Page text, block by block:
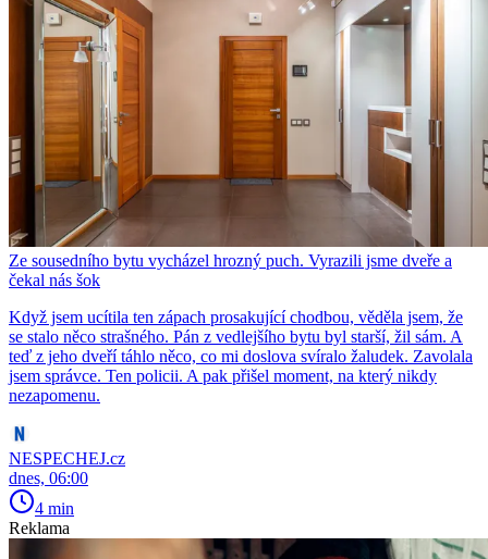
Ze sousedního bytu vycházel hrozný puch. Vyrazili jsme dveře a
čekal nás šok
Když jsem ucítila ten zápach prosakující chodbou, věděla jsem, že
se stalo něco strašného. Pán z vedlejšího bytu byl starší, žil sám. A
teď z jeho dveří táhlo něco, co mi doslova svíralo žaludek. Zavolala
jsem správce. Ten policii. A pak přišel moment, na který nikdy
nezapomenu.
NESPECHEJ.cz
dnes, 06:00
4 min
Reklama